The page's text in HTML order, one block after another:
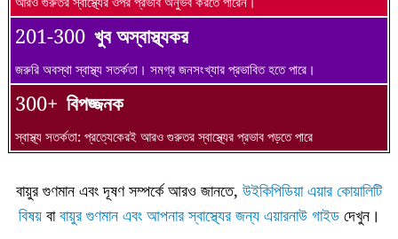
201-300 খুব অস্বাস্থ্যকর
জরুরি অবস্থা স্বাস্থ্য সতর্কতা। সমগ্র জনসংখ্যার প্রভাবিত হতে পারে।
300+ বিপজ্জনক
স্বাস্থ্য সতর্কতা: প্রত্যেকেরই আরও গুরুতর স্বাস্থ্যের প্রভাব পড়তে পারে
বায়ুর গুণমান এবং দূষণ সম্পর্কে আরও জানতে, উইকিপিডিয়া এয়ার কোয়ালিটি
বিষয়বাবায়ুর গুণমান এবং আপনার স্বাস্থ্যের জন্য এয়ারনাউ গাইডদেখুন।